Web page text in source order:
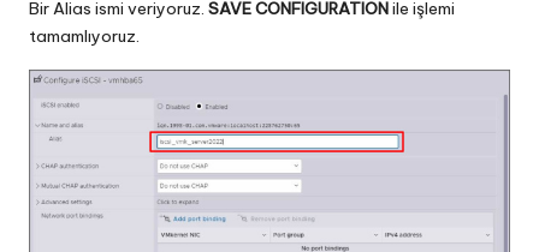
Bir Alias ismi veriyoruz. SAVE CONFIGURATIONile işlemi
tamamlıyoruz.